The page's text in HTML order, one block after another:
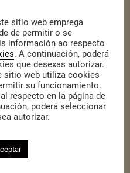
seu traballo. En Xove
de cerca a experiencia
inmaterial de San Andrés
dos naufraxios na Costa
sitio web emprega
de permitir o se
información ao respecto
. A continuación, poderá
que desexas autorizar.
sitio web utiliza cookies
su funcionamiento.
respecto en la página de
poderá seleccionar
autorizar.